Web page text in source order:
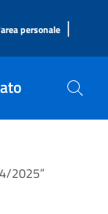
personale |
2025”